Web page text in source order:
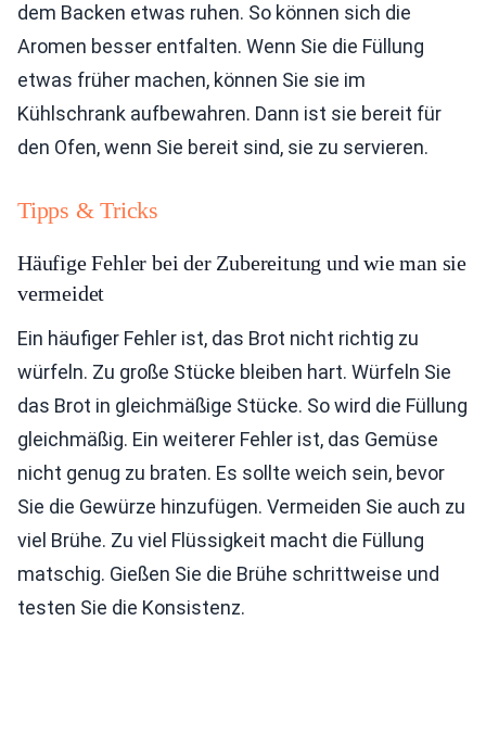
dem Backen etwas ruhen. So können sich die
Aromen besser entfalten. Wenn Sie die Füllung
etwas früher machen, können Sie sie im
Kühlschrank aufbewahren. Dann ist sie bereit für
den Ofen, wenn Sie bereit sind, sie zu servieren.
Tipps & Tricks
Häufige Fehler bei der Zubereitung und wie man sie
vermeidet
Ein häufiger Fehler ist, das Brot nicht richtig zu
würfeln. Zu große Stücke bleiben hart. Würfeln Sie
das Brot in gleichmäßige Stücke. So wird die Füllung
gleichmäßig. Ein weiterer Fehler ist, das Gemüse
nicht genug zu braten. Es sollte weich sein, bevor
Sie die Gewürze hinzufügen. Vermeiden Sie auch zu
viel Brühe. Zu viel Flüssigkeit macht die Füllung
matschig. Gießen Sie die Brühe schrittweise und
testen Sie die Konsistenz.